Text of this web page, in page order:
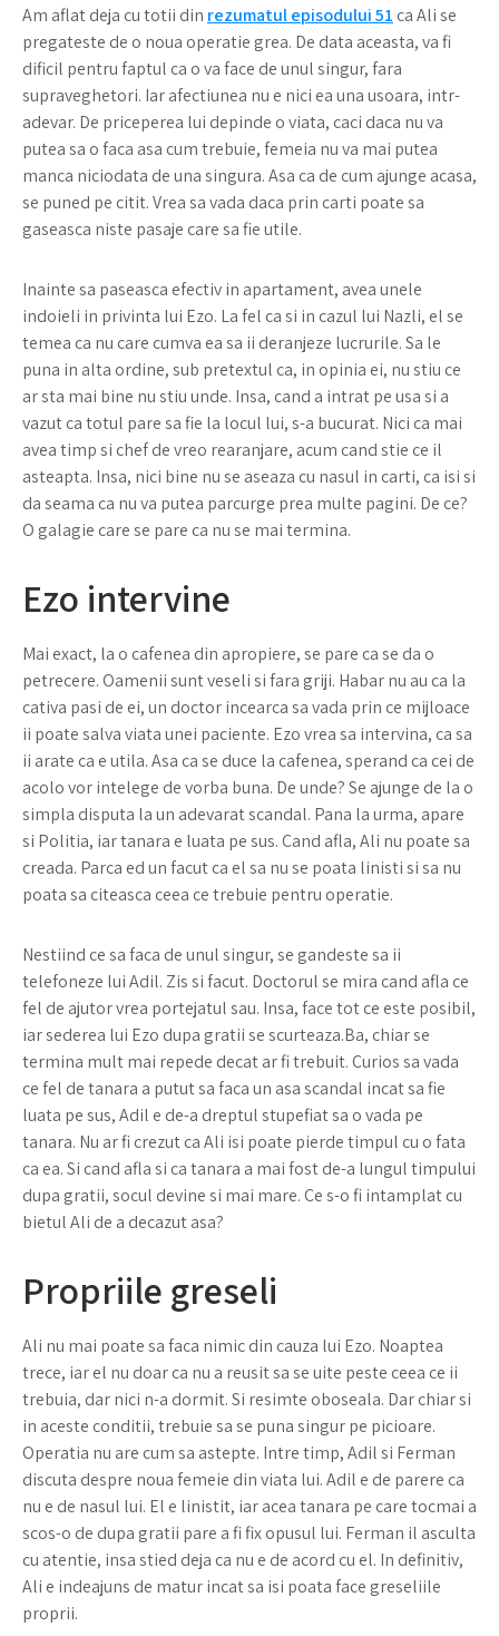
Am aflat deja cu totii din rezumatul episodului 51 ca Ali se
pregateste de o noua operatie grea. De data aceasta, va fi
dificil pentru faptul ca o va face de unul singur, fara
supraveghetori. Iar afectiunea nu e nici ea una usoara, intr-
adevar. De priceperea lui depinde o viata, caci daca nu va
putea sa o faca asa cum trebuie, femeia nu va mai putea
manca niciodata de una singura. Asa ca de cum ajunge acasa,
se puned pe citit. Vrea sa vada daca prin carti poate sa
gaseasca niste pasaje care sa fie utile.
Inainte sa paseasca efectiv in apartament, avea unele
indoieli in privinta lui Ezo. La fel ca si in cazul lui Nazli, el se
temea ca nu care cumva ea sa ii deranjeze lucrurile. Sa le
puna in alta ordine, sub pretextul ca, in opinia ei, nu stiu ce
ar sta mai bine nu stiu unde. Insa, cand a intrat pe usa si a
vazut ca totul pare sa fie la locul lui, s-a bucurat. Nici ca mai
avea timp si chef de vreo rearanjare, acum cand stie ce il
asteapta. Insa, nici bine nu se aseaza cu nasul in carti, ca isi si
da seama ca nu va putea parcurge prea multe pagini. De ce?
O galagie care se pare ca nu se mai termina.
Ezo intervine
Mai exact, la o cafenea din apropiere, se pare ca se da o
petrecere. Oamenii sunt veseli si fara griji. Habar nu au ca la
cativa pasi de ei, un doctor incearca sa vada prin ce mijloace
ii poate salva viata unei paciente. Ezo vrea sa intervina, ca sa
ii arate ca e utila. Asa ca se duce la cafenea, sperand ca cei de
acolo vor intelege de vorba buna. De unde? Se ajunge de la o
simpla disputa la un adevarat scandal. Pana la urma, apare
si Politia, iar tanara e luata pe sus. Cand afla, Ali nu poate sa
creada. Parca ed un facut ca el sa nu se poata linisti si sa nu
poata sa citeasca ceea ce trebuie pentru operatie.
Nestiind ce sa faca de unul singur, se gandeste sa ii
telefoneze lui Adil. Zis si facut. Doctorul se mira cand afla ce
fel de ajutor vrea portejatul sau. Insa, face tot ce este posibil,
iar sederea lui Ezo dupa gratii se scurteaza.Ba, chiar se
termina mult mai repede decat ar fi trebuit. Curios sa vada
ce fel de tanara a putut sa faca un asa scandal incat sa fie
luata pe sus, Adil e de-a dreptul stupefiat sa o vada pe
tanara. Nu ar fi crezut ca Ali isi poate pierde timpul cu o fata
ca ea. Si cand afla si ca tanara a mai fost de-a lungul timpului
dupa gratii, socul devine si mai mare. Ce s-o fi intamplat cu
bietul Ali de a decazut asa?
Propriile greseli
Ali nu mai poate sa faca nimic din cauza lui Ezo. Noaptea
trece, iar el nu doar ca nu a reusit sa se uite peste ceea ce ii
trebuia, dar nici n-a dormit. Si resimte oboseala. Dar chiar si
in aceste conditii, trebuie sa se puna singur pe picioare.
Operatia nu are cum sa astepte. Intre timp, Adil si Ferman
discuta despre noua femeie din viata lui. Adil e de parere ca
nu e de nasul lui. El e linistit, iar acea tanara pe care tocmai a
scos-o de dupa gratii pare a fi fix opusul lui. Ferman il asculta
cu atentie, insa stied deja ca nu e de acord cu el. In definitiv,
Ali e indeajuns de matur incat sa isi poata face greseliile
proprii.